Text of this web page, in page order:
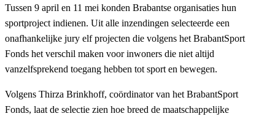
Tussen 9 april en 11 mei konden Brabantse organisaties hun
sportproject indienen. Uit alle inzendingen selecteerde een
onafhankelijke jury elf projecten die volgens het BrabantSport
Fonds het verschil maken voor inwoners die niet altijd
vanzelfsprekend toegang hebben tot sport en bewegen.
Volgens Thirza Brinkhoff, coördinator van het BrabantSport
Fonds, laat de selectie zien hoe breed de maatschappelijke